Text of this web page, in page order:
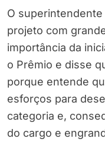
O
projeto com
importância da
o Prêmio e disse
porque entende
esforços para
categoria e,
do cargo e